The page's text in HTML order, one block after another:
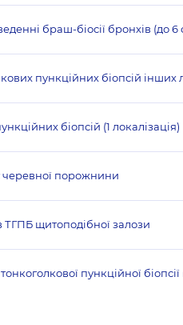
браш-біосії бронхів (до 6
пункційних біопсій інших
біопсій (1 локалізація)
черевної порожнини
ТГПБ щитоподібної залози
пункційної